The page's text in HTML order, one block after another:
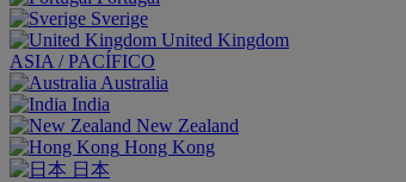
Sverige
United Kingdom
ASIA / PACÍFICO
Australia
India
New Zealand
Hong Kong
日本